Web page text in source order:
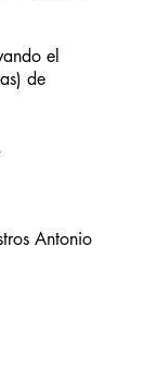
el
de
Antonio